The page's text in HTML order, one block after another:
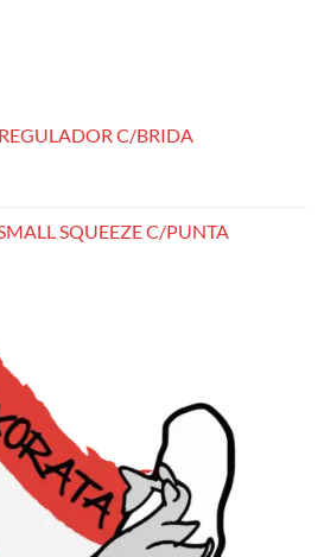
€.
C/BRIDA
SQUEEZE C/PUNTA